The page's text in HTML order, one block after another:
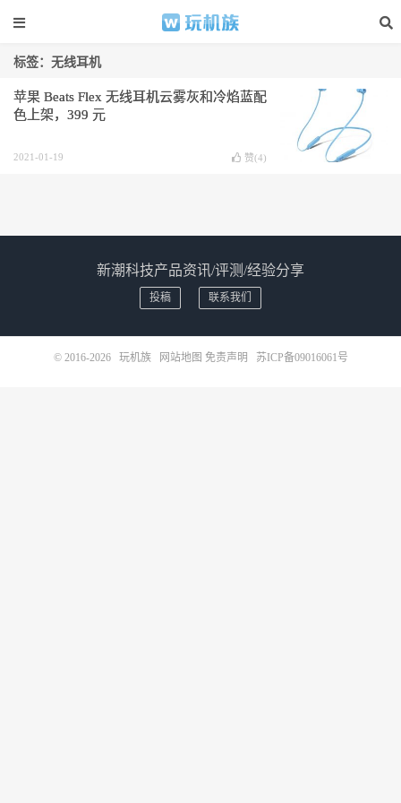
标签：无线耳机
苹果 Beats Flex 无线耳机云雾灰和冷焰蓝配
色上架，399 元
2021-01-19 赞(4)
新潮科技产品资讯/评测/经验分享
投稿 联系我们
© 2016-2026 玩机族 网站地图 免责声明 苏ICP备09016061号